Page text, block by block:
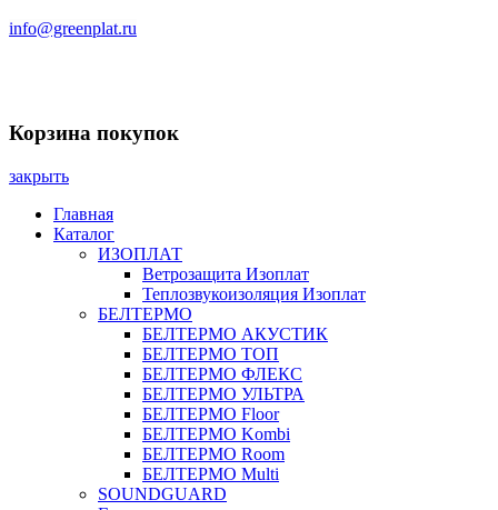
info@greenplat.ru
Корзина покупок
закрыть
Главная
Каталог
ИЗОПЛАТ
Ветрозащита Изоплат
Теплозвукоизоляция Изоплат
БЕЛТЕРМО
БЕЛТЕРМО АКУСТИК
БЕЛТЕРМО ТОП
БЕЛТЕРМО ФЛЕКС
БЕЛТЕРМО УЛЬТРА
БЕЛТЕРМО Floor
БЕЛТЕРМО Kombi
БЕЛТЕРМО Room
БЕЛТЕРМО Multi
SOUNDGUARD